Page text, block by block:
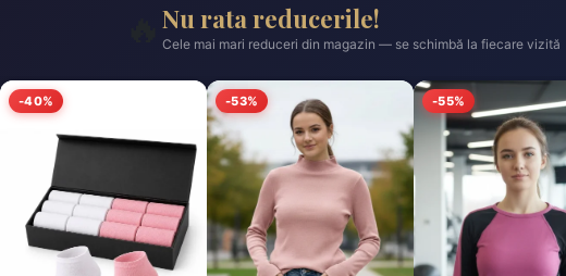
Nu rata reducerile!
Cele mai mari reduceri din magazin — se schimbă la fiecare vizită
-40% -53% -55%